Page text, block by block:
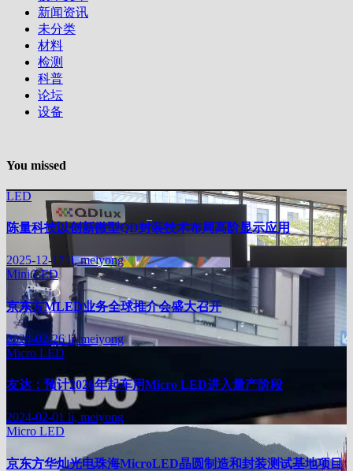
新闻资讯
未分类
材料
检测
科普
论坛
设备
You missed
LED
陈量科技以创新微型QD封装技术布局高阶显示应用
2025-12-17 li, meiyong
Mini LED
京东方MLED业务全球推介会盛大召开
2024-02-26li, meiyong
Micro LED
友达：预计2026年起车用Micro LED进入量产阶段
2024-02-01 li, meiyong
Micro LED
京东方华灿光电珠海MicroLED晶圆制造和封装测试基地项目